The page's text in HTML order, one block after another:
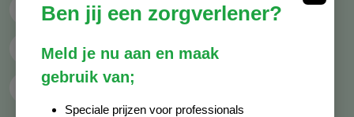
Mail onsinfo@decocare.nl
Whatsapp 06 - 81 38 59 03
Ben jij een zorgverlener?
Meld je nu aan en maak
gebruik van;
Speciale prijzen voor professionals